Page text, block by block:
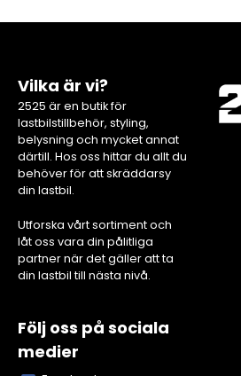
Vilka är vi?
2525 är en butik för
lastbilstillbehör, styling,
belysning och mycket annat
därtill. Hos oss hittar du allt du
behöver för att skräddarsy
din lastbil.
Utforska vårt sortiment och
låt oss vara din pålitliga
partner när det gäller att ta
din lastbil till nästa nivå.
Följ oss på sociala
medier